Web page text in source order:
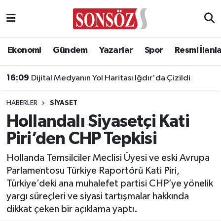
Ekonomi Gündem Yazarlar Spor Resmi
16:09 Dijital Medyanın Yol Haritası Iğdır'da Çizildi
HABERLER SIYASET
Hollandalı Siyasetçi Kati
Piri’den CHP Tepkisi
Hollanda Temsilciler Meclisi Üyesi ve eski Avrupa
Parlamentosu Türkiye Raportörü Kati Piri,
Türkiye’deki ana muhalefet partisi CHP’ye yönelik
yargı süreçleri ve siyasi tartışmalar hakkında
dikkat çeken bir açıklama yaptı.
Asayiş
Biyografi
Çevre
Diğer
Dünya
Eğitim
Ankara Nöbetçi Eczaneler
Ankara Trafik Yoğunluk Haritası
Süper Lig Puan Durumu ve Fikstür
Tüm Manşetler
Son Dakika Haberleri
Haber Arşivi